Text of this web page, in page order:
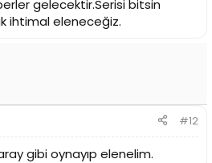
gelecektir.Serisi bitsin
ihtimal eleneceğiz.
#12
gibi oynayıp elenelim.